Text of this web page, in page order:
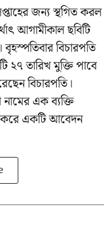
জন্য স্থগিত করল
আগামীকাল ছবিটি
বিচারপতি
২৭ তারিখ মুক্তি পাবে
বিচারপতি।
নামের এক ব্যক্তি
করে একটি আবেদন